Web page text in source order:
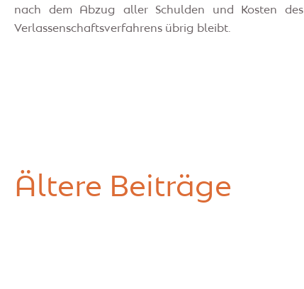
nach dem Abzug aller Schulden und Kosten des
Verlassenschaftsverfahrens übrig bleibt.
Ältere Beiträge